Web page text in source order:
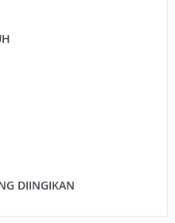
DIINGIKAN